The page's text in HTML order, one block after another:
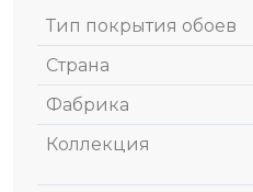
Тип покрытия обоев
Страна
Фабрика
Коллекция